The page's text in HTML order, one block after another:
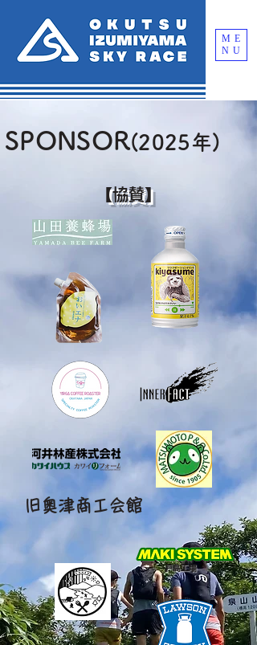
ME
NU
SPONSOR(2025年)
【協賛】
旧奥津商工会館
戸島工場